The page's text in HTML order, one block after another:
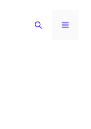
MENU